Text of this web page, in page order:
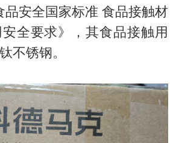
品安全国家标准 食品接触材
全要求》，其食品接触用
不锈钢。